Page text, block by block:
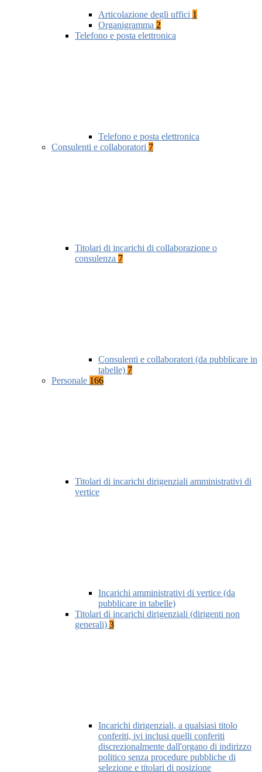
Articolazione degli uffici 1
Organigramma 2
Telefono e posta elettronica
Telefono e posta elettronica
Consulenti e collaboratori 7
Titolari di incarichi di collaborazione o
consulenza 7
Consulenti e collaboratori (da pubblicare in
tabelle) 7
Personale 166
Titolari di incarichi dirigenziali amministrativi di
vertice
Incarichi amministrativi di vertice (da
pubblicare in tabelle)
Titolari di incarichi dirigenziali (dirigenti non
generali) 3
Incarichi dirigenziali, a qualsiasi titolo
conferiti, ivi inclusi quelli conferiti
discrezionalmente dall'organo di indirizzo
politico senza procedure pubbliche di
selezione e titolari di posizione